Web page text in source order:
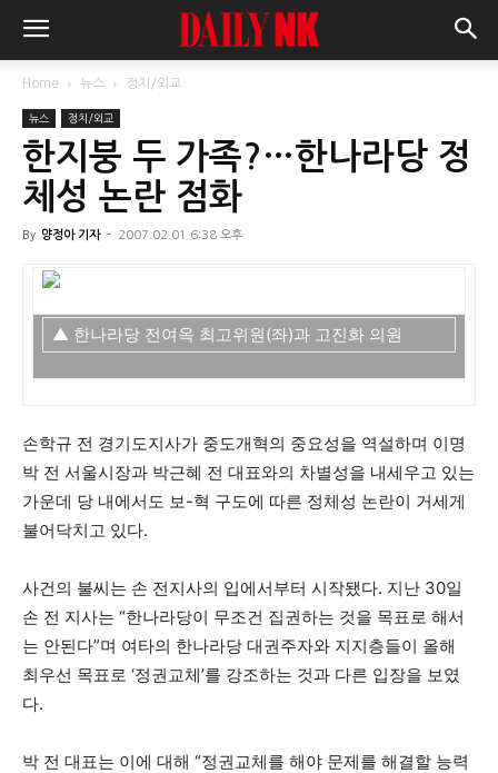
Home 뉴스 정치/외교
뉴스 정치/외교
한지붕 두 가족?…한나라당 정
체성 논란 점화
By 양정아 기자 - 2007.02.01 6:38 오후
▲ 한나라당 전여옥 최고위원(좌)과 고진화 의원
손학규 전 경기도지사가 중도개혁의 중요성을 역설하며 이명
박 전 서울시장과 박근혜 전 대표와의 차별성을 내세우고 있는
가운데 당 내에서도 보-혁 구도에 따른 정체성 논란이 거세게
불어닥치고 있다.
사건의 불씨는 손 전지사의 입에서부터 시작됐다. 지난 30일
손 전 지사는 “한나라당이 무조건 집권하는 것을 목표로 해서
는 안된다”며 여타의 한나라당 대권주자와 지지층들이 올해
최우선 목표로 ‘정권교체’를 강조하는 것과 다른 입장을 보였
다.
박 전 대표는 이에 대해 “정권교체를 해야 문제를 해결할 능력